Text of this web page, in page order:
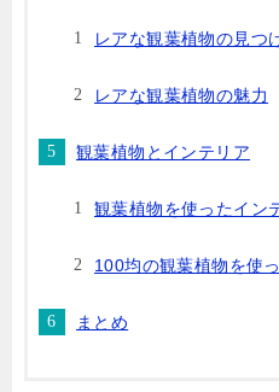
レアな観葉植物の見つ
レアな観葉植物の魅力
観葉植物とインテリア
観葉植物を使ったイン
100均の観葉植物を使
まとめ